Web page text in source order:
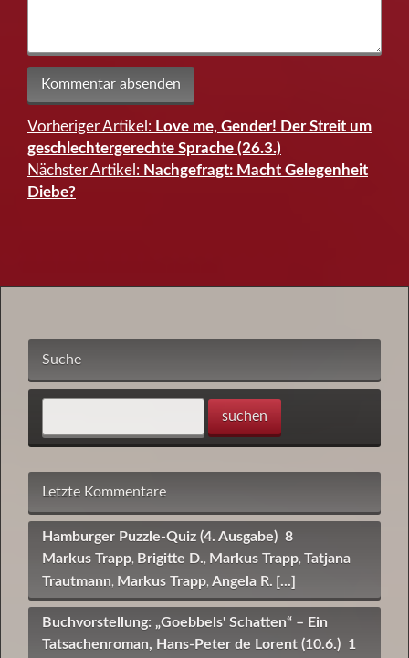
Beitragsnavigation
Vorheriger Artikel: Love me, Gender! Der Streit um
geschlechtergerechte Sprache (26.3.)
Nächster Artikel: Nachgefragt: Macht Gelegenheit
Diebe?
Suche
Letzte Kommentare
Hamburger Puzzle-Quiz (4. Ausgabe) 8
Markus Trapp, Brigitte D., Markus Trapp, Tatjana
Trautmann, Markus Trapp, Angela R. [...]
Buchvorstellung: „Goebbels' Schatten“ – Ein
Tatsachenroman, Hans-Peter de Lorent (10.6.) 1